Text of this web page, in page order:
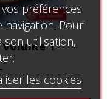
1
préférences
Pour
utilisation,
les cookies